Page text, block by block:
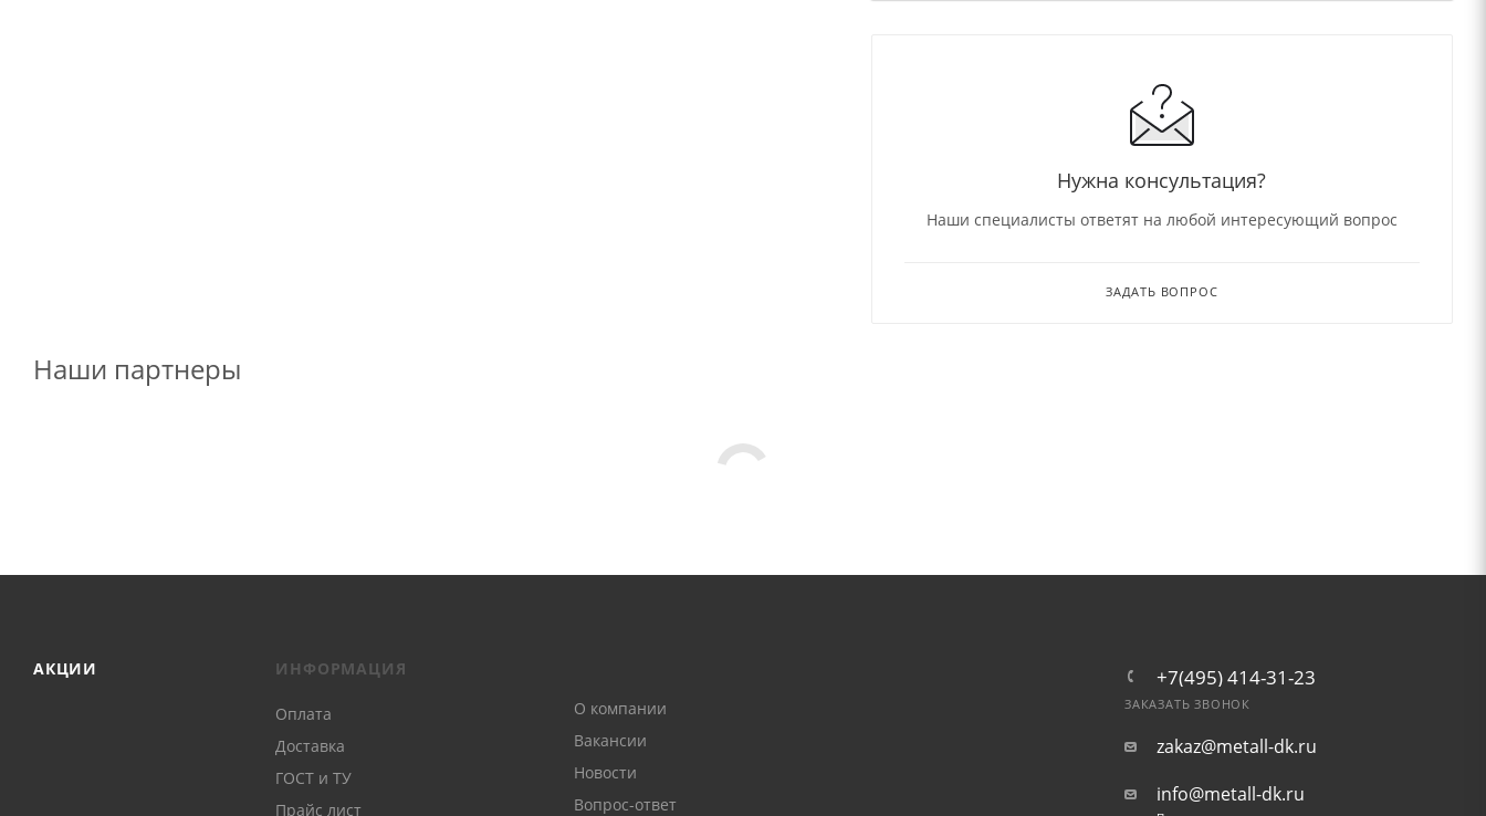
Нужна консультация?
Наши специалисты ответят на любой интересующий вопрос
ЗАДАТЬ ВОПРОС
Наши партнеры
АКЦИИ ИНФОРМАЦИЯ
Оплата
Доставка
ГОСТ и ТУ
Прайс лист
О компании
Вакансии
Новости
Вопрос-ответ
+7(495) 414-31-23
ЗАКАЗАТЬ ЗВОНОК
zakaz@metall-dk.ru
info@metall-dk.ru